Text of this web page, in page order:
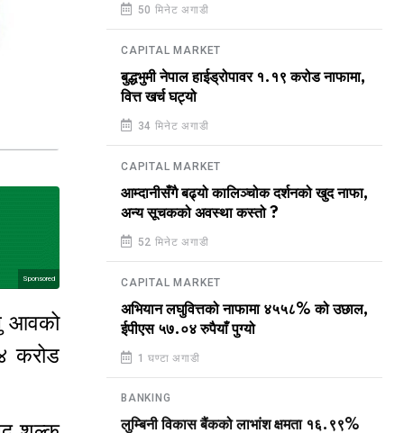
Sponsored
आवको
करोड
50 मिनेट अगाडी
CAPITAL MARKET
बुद्धभुमी नेपाल हाईड्रोपावर १.१९ करोड नाफामा,
वित्त खर्च घट्यो
34 मिनेट अगाडी
CAPITAL MARKET
आम्दानीसँगै बढ्यो कालिञ्चोक दर्शनको खुद नाफा,
अन्य सूचकको अवस्था कस्तो ?
52 मिनेट अगाडी
CAPITAL MARKET
अभियान लघुवित्तको नाफामा ४५५८% को उछाल,
ईपीएस ५७.०४ रुपैयाँ पुग्यो
1 घण्टा अगाडी
BANKING
लुम्बिनी विकास बैंकको लाभांश क्षमता १६.९९%